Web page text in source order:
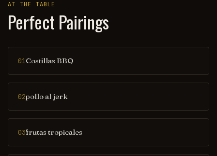
AT THE TABLE
Perfect Pairings
01Costillas BBQ
02pollo al jerk
03frutas tropicales